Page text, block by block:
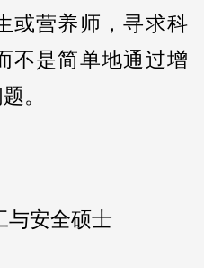
或营养师，寻求科
不是简单地通过增
。
与安全硕士